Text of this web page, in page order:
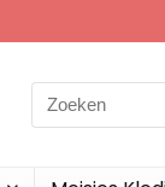
Search
for: